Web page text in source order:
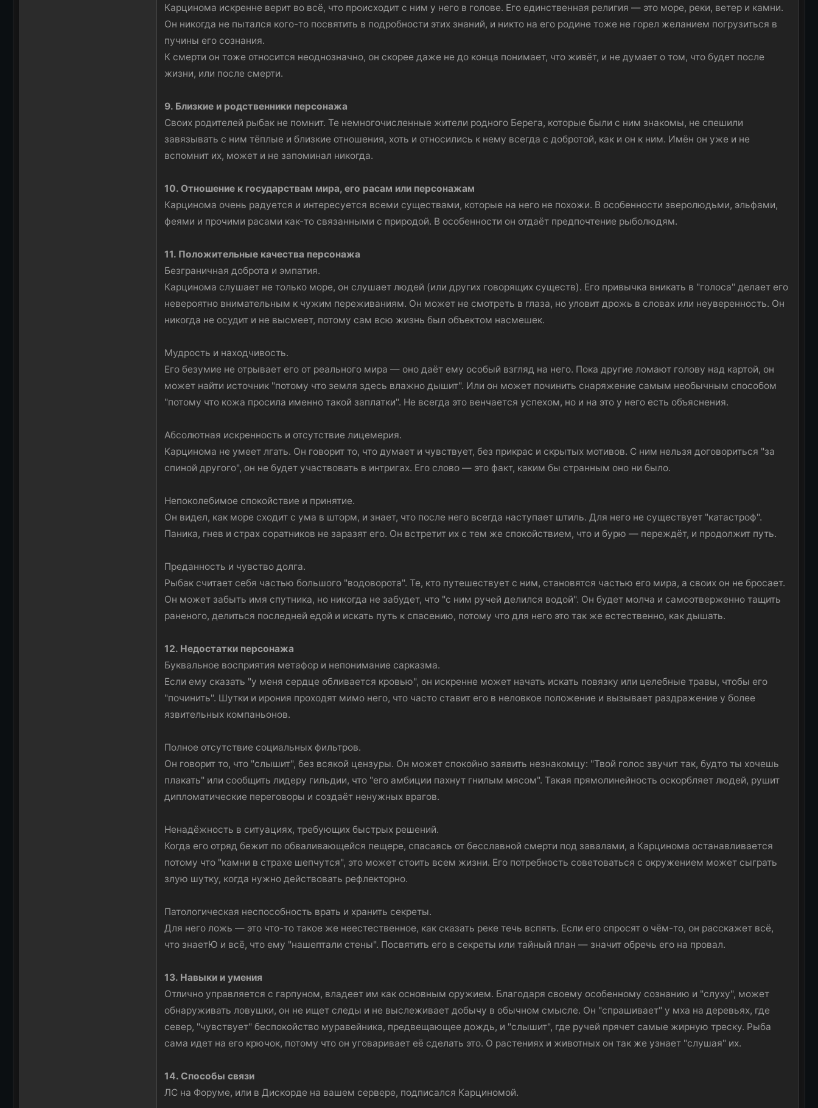
Карцинома искренне верит во всё, что происходит с ним у него в голове. Его единственная религия — это море, реки, ветер и камни.
Он никогда не пытался кого-то посвятить в подробности этих знаний, и никто на его родине тоже не горел желанием погрузиться в
пучины его сознания.
К смерти он тоже относится неоднозначно, он скорее даже не до конца понимает, что живёт, и не думает о том, что будет после
жизни, или после смерти.
9. Близкие и родственники персонажа
Своих родителей рыбак не помнит. Те немногочисленные жители родного Берега, которые были с ним знакомы, не спешили
завязывать с ним тёплые и близкие отношения, хоть и относились к нему всегда с добротой, как и он к ним. Имён он уже и не
вспомнит их, может и не запоминал никогда.
10. Отношение к государствам мира, его расам или персонажам
Карцинома очень радуется и интересуется всеми существами, которые на него не похожи. В особенности зверолюдьми, эльфами,
феями и прочими расами как-то связанными с природой. В особенности он отдаёт предпочтение рыболюдям.
11. Положительные качества персонажа
Безграничная доброта и эмпатия.
Карцинома слушает не только море, он слушает людей (или других говорящих существ). Его привычка вникать в "голоса" делает его
невероятно внимательным к чужим переживаниям. Он может не смотреть в глаза, но уловит дрожь в словах или неуверенность. Он
никогда не осудит и не высмеет, потому сам всю жизнь был объектом насмешек.
Мудрость и находчивость.
Его безумие не отрывает его от реального мира — оно даёт ему особый взгляд на него. Пока другие ломают голову над картой, он
может найти источник "потому что земля здесь влажно дышит". Или он может починить снаряжение самым необычным способом
"потому что кожа просила именно такой заплатки". Не всегда это венчается успехом, но и на это у него есть объяснения.
Абсолютная искренность и отсутствие лицемерия.
Карцинома не умеет лгать. Он говорит то, что думает и чувствует, без прикрас и скрытых мотивов. С ним нельзя договориться "за
спиной другого", он не будет участвовать в интригах. Его слово — это факт, каким бы странным оно ни было.
Непоколебимое спокойствие и принятие.
Он видел, как море сходит с ума в шторм, и знает, что после него всегда наступает штиль. Для него не существует "катастроф".
Паника, гнев и страх соратников не заразят его. Он встретит их с тем же спокойствием, что и бурю — переждёт, и продолжит путь.
Преданность и чувство долга.
Рыбак считает себя частью большого "водоворота". Те, кто путешествует с ним, становятся частью его мира, а своих он не бросает.
Он может забыть имя спутника, но никогда не забудет, что "с ним ручей делился водой". Он будет молча и самоотверженно тащить
раненого, делиться последней едой и искать путь к спасению, потому что для него это так же естественно, как дышать.
12. Недостатки персонажа
Буквальное восприятия метафор и непонимание сарказма.
Если ему сказать "у меня сердце обливается кровью", он искренне может начать искать повязку или целебные травы, чтобы его
"починить". Шутки и ирония проходят мимо него, что часто ставит его в неловкое положение и вызывает раздражение у более
язвительных компаньонов.
Полное отсутствие социальных фильтров.
Он говорит то, что "слышит", без всякой цензуры. Он может спокойно заявить незнакомцу: "Твой голос звучит так, будто ты хочешь
плакать" или сообщить лидеру гильдии, что "его амбиции пахнут гнилым мясом". Такая прямолинейность оскорбляет людей, рушит
дипломатические переговоры и создаёт ненужных врагов.
Ненадёжность в ситуациях, требующих быстрых решений.
Когда его отряд бежит по обваливающейся пещере, спасаясь от бесславной смерти под завалами, а Карцинома останавливается
потому что "камни в страхе шепчутся", это может стоить всем жизни. Его потребность советоваться с окружением может сыграть
злую шутку, когда нужно действовать рефлекторно.
Патологическая неспособность врать и хранить секреты.
Для него ложь — это что-то такое же неестественное, как сказать реке течь вспять. Если его спросят о чём-то, он расскажет всё,
что знаетЮ и всё, что ему "нашептали стены". Посвятить его в секреты или тайный план — значит обречь его на провал.
13. Навыки и умения
Отлично управляется с гарпуном, владеет им как основным оружием. Благодаря своему особенному сознанию и "слуху", может
обнаруживать ловушки, он не ищет следы и не выслеживает добычу в обычном смысле. Он "спрашивает" у мха на деревьях, где
север, "чувствует" беспокойство муравейника, предвещающее дождь, и "слышит", где ручей прячет самые жирную треску. Рыба
сама идет на его крючок, потому что он уговаривает её сделать это. О растениях и животных он так же узнает "слушая" их.
14. Способы связи
ЛС на Форуме, или в Дискорде на вашем сервере, подписался Карциномой.